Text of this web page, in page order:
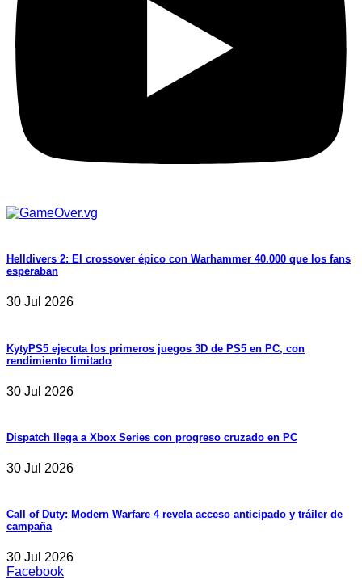
Helldivers 2: El crossover épico con Warhammer 40.000 que los fans
esperaban
30 Jul 2026
KytyPS5 ejecuta los primeros juegos 3D de PS5 en PC, con
rendimiento limitado
30 Jul 2026
Dispatch llega a Xbox Series con progreso cruzado en PC
30 Jul 2026
Call of Duty: Modern Warfare 4 revela acceso anticipado y tráiler de
campaña
30 Jul 2026
Facebook